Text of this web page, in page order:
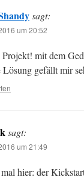
sagt:
um 20:52
mit dem
Lösung gefällt mir
sagt:
um 21:49
hier: der